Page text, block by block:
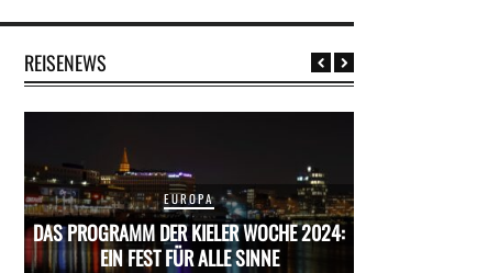
REISENEWS
EUROPA
DAS PROGRAMM DER KIELER WOCHE 2024:
EIN FEST FÜR ALLE SINNE